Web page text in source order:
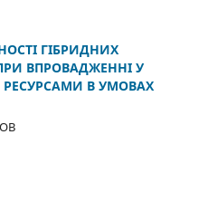
ГІБРИДНИХ
ВПРОВАДЖЕННІ У
В УМОВАХ